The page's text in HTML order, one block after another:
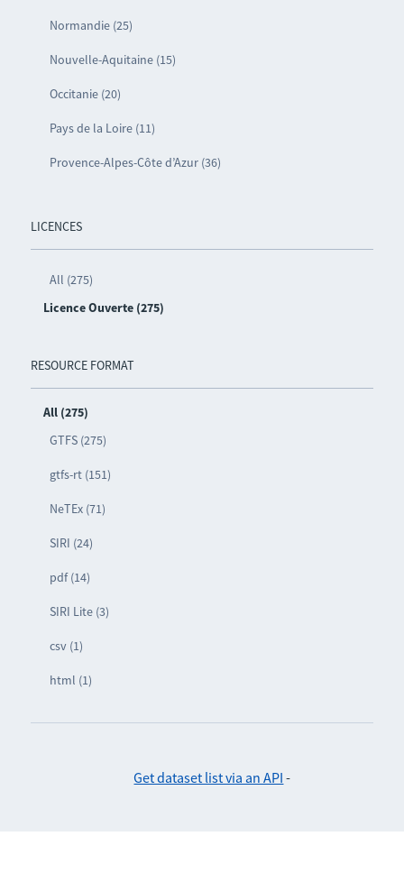
Normandie (25)
Nouvelle-Aquitaine (15)
Occitanie (20)
Pays de la Loire (11)
Provence-Alpes-Côte d’Azur (36)
LICENCES
All (275)
Licence Ouverte (275)
RESOURCE FORMAT
All (275)
GTFS (275)
gtfs-rt (151)
NeTEx (71)
SIRI (24)
pdf (14)
SIRI Lite (3)
csv (1)
html (1)
Get dataset list via an API -